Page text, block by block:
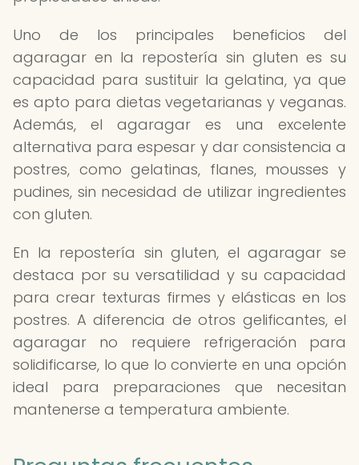
Uno de los principales beneficios del
agaragar en la repostería sin gluten es su
capacidad para sustituir la gelatina, ya que
es apto para dietas vegetarianas y veganas.
Además, el agaragar es una excelente
alternativa para espesar y dar consistencia a
postres, como gelatinas, flanes, mousses y
pudines, sin necesidad de utilizar ingredientes
con gluten.
En la repostería sin gluten, el agaragar se
destaca por su versatilidad y su capacidad
para crear texturas firmes y elásticas en los
postres. A diferencia de otros gelificantes, el
agaragar no requiere refrigeración para
solidificarse, lo que lo convierte en una opción
ideal para preparaciones que necesitan
mantenerse a temperatura ambiente.